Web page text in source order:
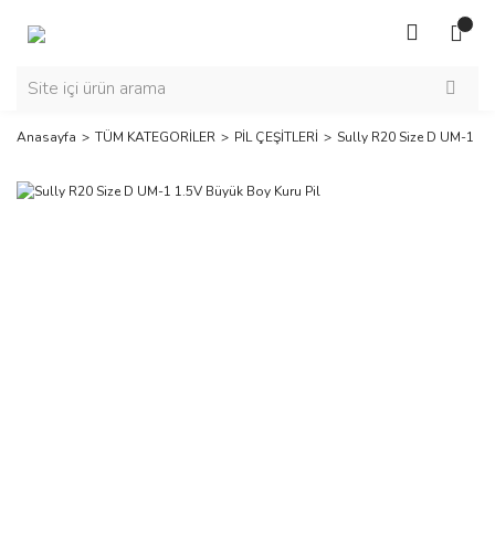
Anasayfa TÜM KATEGORİLER PİL ÇEŞİTLERİ Sully R20 Size D UM-1